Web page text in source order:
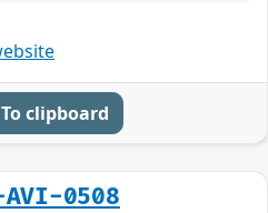
To clipboard
AVI-0508